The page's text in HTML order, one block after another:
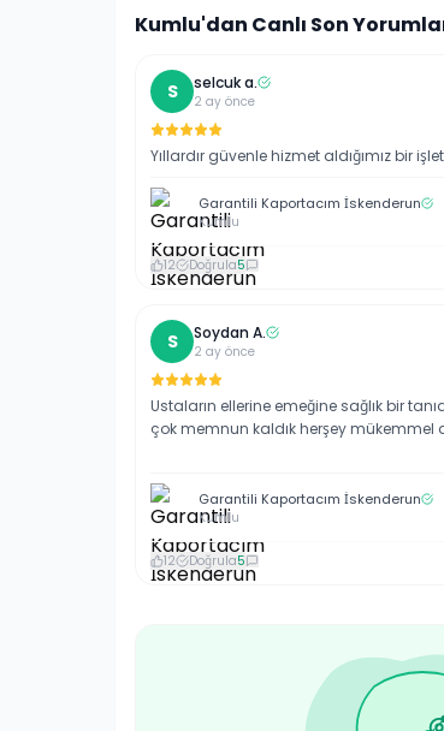
Kumlu'dan Canlı Son
S selcuka.
2 ay önce
Yıllardır güvenle hizmet aldığımız bir
Garantili Kaportacım İskenderun
Kumlu
12 Doğrula5
S Soydan A.
2 ay önce
Ustaların ellerine emeğine sağlık bir
çok memnun kaldık herşey mükemmel
Garantili Kaportacım İskenderun
Kumlu
12 Doğrula5